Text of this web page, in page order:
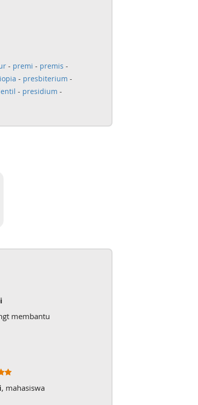
- premi - premis -
- presbiterium -
- presidium -
membantu
, mahasiswa